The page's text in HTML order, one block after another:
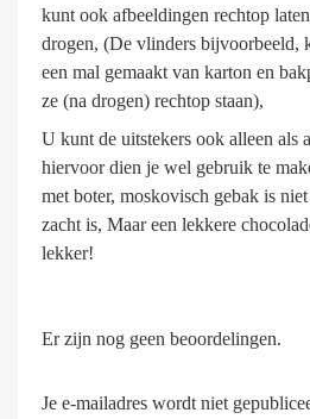
kunt ook afbeeldingen rechtop
drogen, (De vlinders bijvoorbeeld,
een mal gemaakt van karton en
ze (na drogen) rechtop staan),
U kunt de uitstekers ook alleen als
hiervoor dien je wel gebruik te
met boter, moskovisch gebak is
zacht is, Maar een lekkere
lekker!
Er zijn nog geen beoordelingen.
Je e-mailadres wordt niet